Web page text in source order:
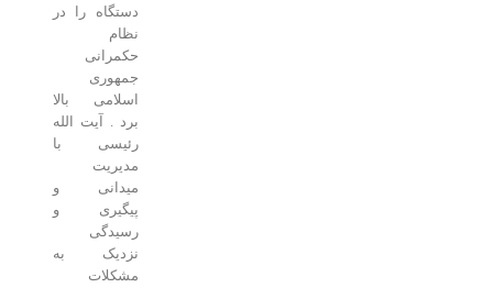
دستگاه را در
حکمرانی
جمهوری
اسلامی بالا
برد . آیت الله
رئیسی با
میدانی و
پیگیری و
رسیدگی
نزدیک به
مشکلات